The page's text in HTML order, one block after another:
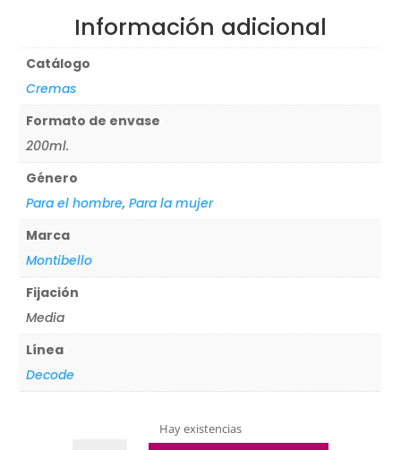
Información adicional
Catálogo
Cremas
Formato de envase
200ml.
Género
Para el hombre,Para la mujer
Marca
Montibello
Fijación
Media
Línea
Decode
Hay existencias